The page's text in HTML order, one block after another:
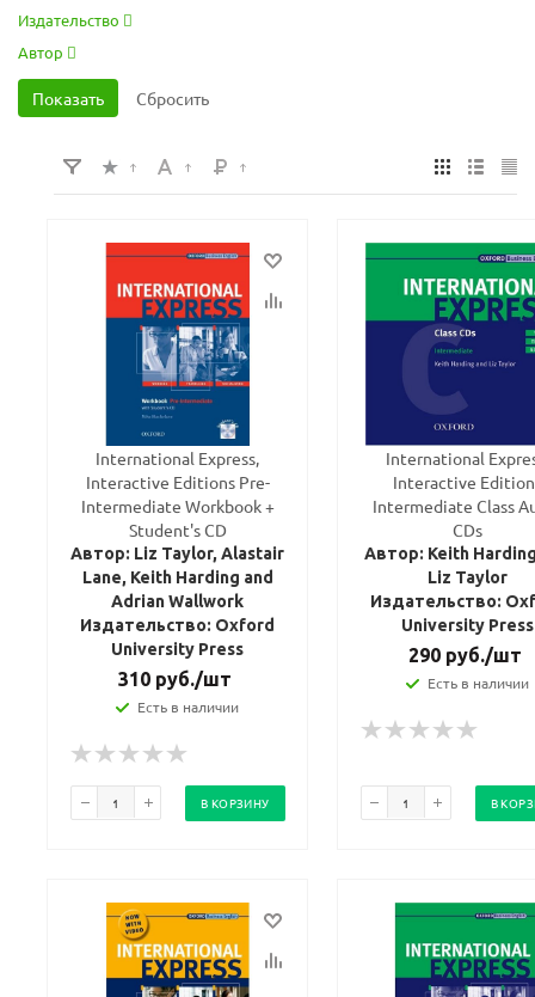
Издательство
Автор
International Express,
Interactive Editions Pre-
Intermediate Workbook +
Student's CD
Автор: Liz Taylor, Alastair
Lane, Keith Harding and
Adrian Wallwork
Издательство: Oxford
University Press
310 руб./шт
Есть в наличии
В КОРЗИНУ
International
Interactive
Intermediate Class
CDs
Автор: Keith
Liz Taylor
Издательство:
University Press
290руб./шт
Есть в наличии
В